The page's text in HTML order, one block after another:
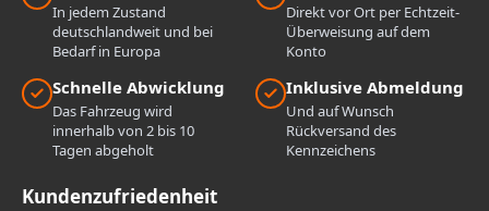
In jedem Zustand
deutschlandweit und bei
Bedarf in Europa
Direkt vor Ort per Echtzeit-
Überweisung auf dem
Konto
Schnelle Abwicklung
Das Fahrzeug wird
innerhalb von 2 bis 10
Tagen abgeholt
Inklusive Abmeldung
Und auf Wunsch
Rückversand des
Kennzeichens
Kundenzufriedenheit